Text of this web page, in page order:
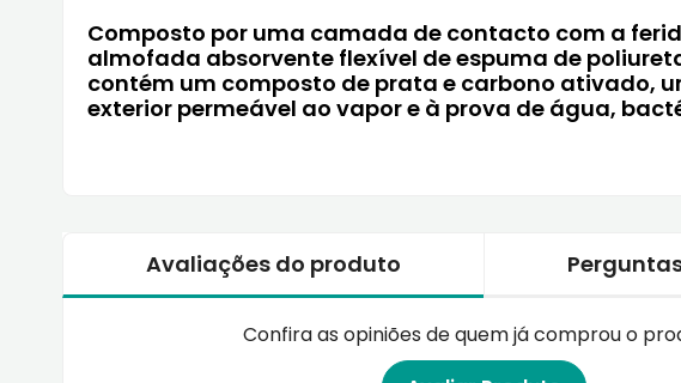
Composto por uma camada de contacto com a
almofada absorvente flexível de espuma de
contém um composto de prata e carbono ativado,
exterior permeável ao vapor e à prova de água,
Avaliações do produto
Confira as opiniões de quem já comprou o